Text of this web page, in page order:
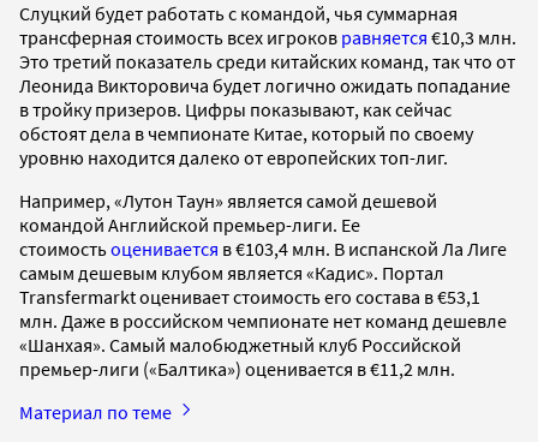
Слуцкий будет работать с командой, чья суммарная
трансферная стоимость всех игроков равняется €10,3 млн.
Это третий показатель среди китайских команд, так что от
Леонида Викторовича будет логично ожидать попадание
в тройку призеров. Цифры показывают, как сейчас
обстоят дела в чемпионате Китае, который по своему
уровню находится далеко от европейских топ-лиг.
Например, «Лутон Таун» является самой дешевой
командой Английской премьер-лиги. Ее
стоимостьоценивается в €103,4 млн. В испанской Ла Лиге
самым дешевым клубом является «Кадис». Портал
Transfermarkt оценивает стоимость его состава в €53,1
млн. Даже в российском чемпионате нет команд дешевле
«Шанхая». Самый малобюджетный клуб Российской
премьер-лиги («Балтика») оценивается в €11,2 млн.
Материал по теме